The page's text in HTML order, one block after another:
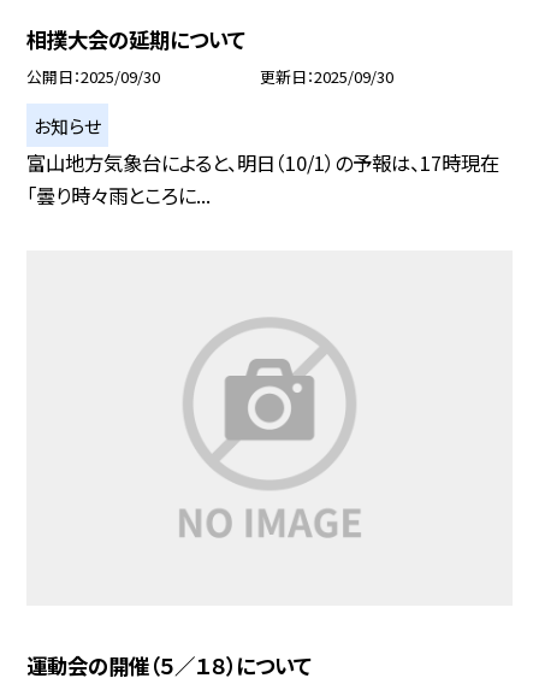
相撲大会の延期について
公開日 2025/09/30 更新日 2025/09/30
お知らせ
富山地方気象台によると、明日（10/1）の予報は、17時現在
「曇り時々雨ところに...
運動会の開催（５／１８）について